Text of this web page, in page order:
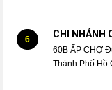
6 CHI NHÁNH
60B ẤP CHỢ
Thành Phố Hồ